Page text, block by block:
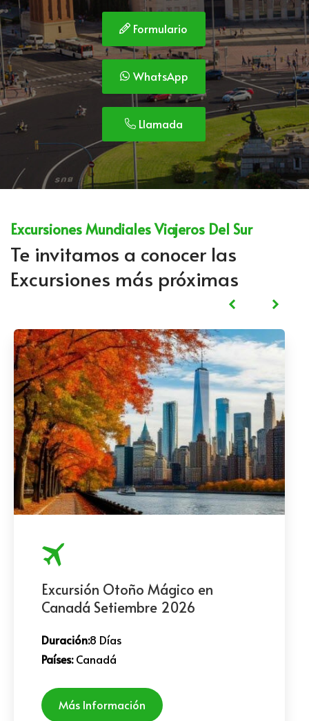
Formulario
WhatsApp
Llamada
Excursiones Mundiales Viajeros Del Sur
Te invitamos a conocer las
Excursiones más próximas
Excursión Otoño Mágico en
Canadá Setiembre 2026
Duración:8 Días
Países:Canadá
Más Información